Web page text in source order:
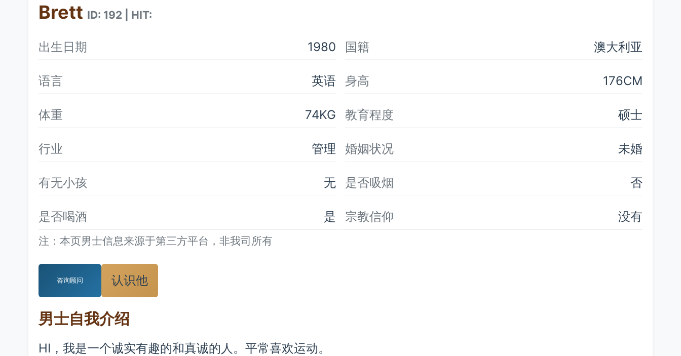
Brett ID: 192 | HIT:
出生日期 1980 国籍 澳大利亚
语言 英语 身高 176CM
体重 74KG 教育程度 硕士
行业 管理 婚姻状况 未婚
有无小孩 无 是否吸烟 否
是否喝酒 是 宗教信仰 没有
注：本页男士信息来源于第三方平台，非我司所有
咨询顾问 认识他
男士自我介绍
HI，我是一个诚实有趣的和真诚的人。平常喜欢运动。